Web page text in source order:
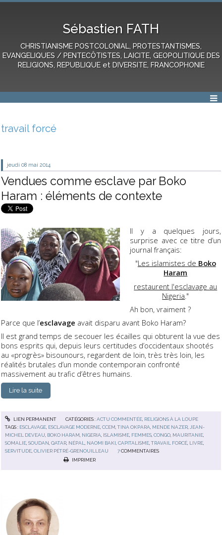
Sébastien FATH
CHRISTIANISME POSTCOLONIAL, PROTESTANTISMES,
EVANGELIQUES / PENTECÔTISTES, LAICITE, GEOPOLITIQUE DES
RELIGIONS, REPUBLIQUE et DIVERSITE, FRANCOPHONIE
travail forcé
jeudi 08 mai 2014
Vendues comme esclave par Boko
Haram : éléments de contexte
Il y a quelques jours,
surprise avec ce titre d’un
journal français:
"Les islamistes de Boko
Haram
restaurent l'esclavage au
Nigeria ."
Ah bon, vraiment ?
Parce que l’esclavage avait disparu avant Boko Haram?
Il est grand temps de secouer les écailles qui obturent la vue des
bons esprits qui, depuis leurs certitudes d’occidentaux shootés
au «progrès» bisounours, regardent de loin, très très loin, les
réalités brutales d’un monde contemporain confronté
massivement au trafic d’êtres humains.
Lire la suite
LIEN PERMANENT CATÉGORIES :ACTU COMMENTÉE, RELIGIONS À LA LOUPE
TAGS : ESCLAVAGE ESCLAVAGE MODERNE ,CCEM ,TINA OKPARA MENDE NAZER
JEAN-
MICHEL DEVEAU BOKO HARAM NIGERIA ISLAMISME FEMMES ,CONGO MAURITANIE
SOMALIE ,SOUDAN ,QATAR NÉPAL NAOMI BAKI ,CAPITALISME ,TRAVAIL FORCÉ LIVRE
SERVITUDE ,OLIVIER PÉTRÉ-GRENOUILLEAU 7 COMMENTAIRES
IMPRIMER